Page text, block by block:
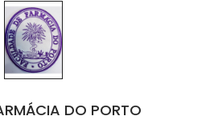
DO PORTO